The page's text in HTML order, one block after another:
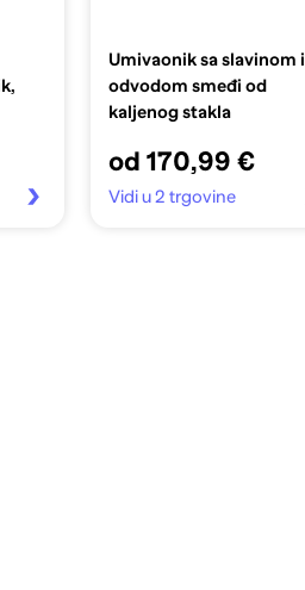
Umivaonik sa slavinom i
odvodom smeđi od
kaljenog stakla
od 170,99 €
Vidi u 2 trgovine